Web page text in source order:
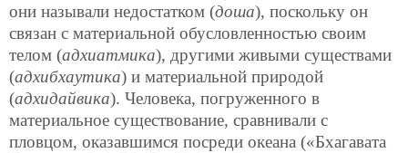
они называли недостатком (доша), поскольку он
связан с материальной обусловленностью своим
телом (адхиатмика), другими живыми существами
(адхибхаутика) и материальной природой
(адхидайвика). Человека, погруженного в
материальное существование, сравнивали с
пловцом, оказавшимся посреди океана («Бхагавата